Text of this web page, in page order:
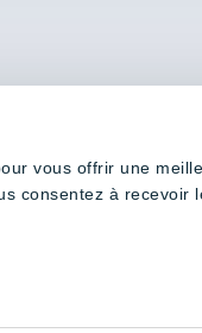
vous offrir une
consentez à recevoir